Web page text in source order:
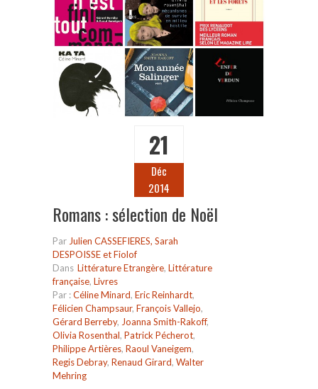
21
Déc
2014
Romans : sélection de Noël
Par Julien CASSEFIERES, Sarah
DESPOISSE et Fiolof
Dans Littérature Etrangère, Littérature
française, Livres
Par :Céline Minard, Eric Reinhardt,
Félicien Champsaur, François Vallejo,
Gérard Berreby, Joanna Smith-Rakoff,
Olivia Rosenthal, Patrick Pécherot,
Philippe Artières, Raoul Vaneigem,
Regis Debray, Renaud Girard, Walter
Mehring